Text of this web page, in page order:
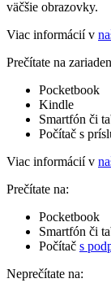
väčšie obrazovky.
Viac informácií v
Prečítate na
Pocketbook
Kindle
Smartfón či
Počítač s
Viac informácií v
Prečítate na:
Pocketbook
Smartfón či
Počítač s
Neprečítate na: